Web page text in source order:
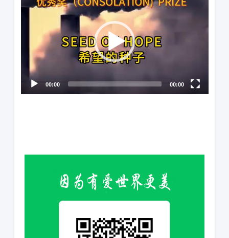
Player
00:00 00:00